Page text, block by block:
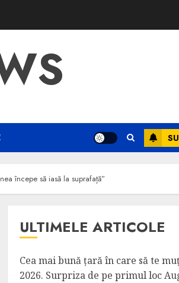
începe să iasă la suprafață”
ULTIMELE ARTICOLE
Cea mai bună țară în care să te
2026. Surpriza de pe primul loc